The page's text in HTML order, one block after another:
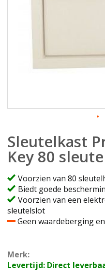
naar
het
begin
van
de
afbeeldingen-
gallerij
Sleutelkast
Key 80
Voorzien van 80
Biedt goede
Voorzien van een
sleutelslot
Geen waardeberging
Merk:
Levertijd: Direct